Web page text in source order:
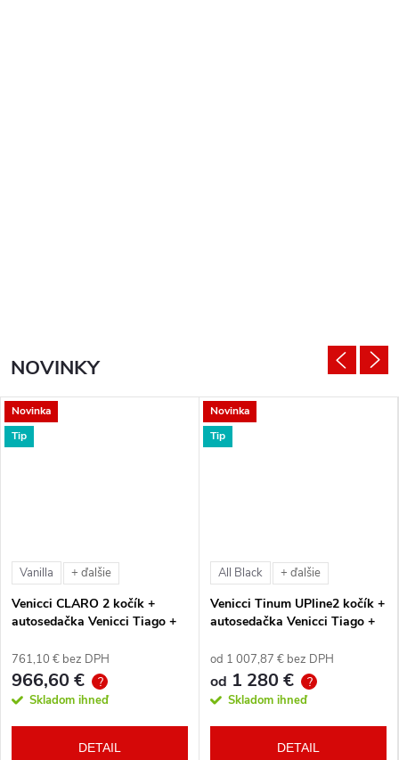
NOVINKY
Novinka
Tip
Vanilla + ďalšie
Venicci CLARO 2 kočík +
autosedačka Venicci Tiago +
761,10 € bez DPH
966,60 € ?
Skladom ihneď
DETAIL
Novinka
Tip
All Black + ďalšie
Venicci Tinum UPline2 kočík +
autosedačka Venicci Tiago +
od 1 007,87 € bez DPH
od 1 280 € ?
Skladom ihneď
DETAIL